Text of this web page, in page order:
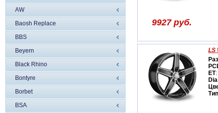
AW
Baosh Replace
BBS
Beyern
Black Rhino
Bontyre
Borbet
BSA
9927 руб.
LS
ET
Dia
Тип